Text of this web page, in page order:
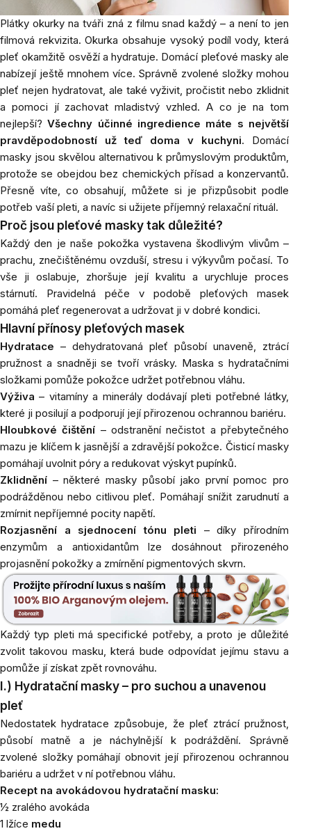
Plátky okurky na tváři zná z filmu snad každý – a není to jen
filmová rekvizita. Okurka obsahuje vysoký podíl vody, která
pleť okamžitě osvěží a hydratuje. Domácí pleťové masky ale
nabízejí ještě mnohem více. Správně zvolené složky mohou
pleť nejen hydratovat, ale také vyživit, pročistit nebo zklidnit
a pomoci jí zachovat mladistvý vzhled. A co je na tom
nejlepší?Všechny účinné ingredience máte s největší
pravděpodobností už teď doma v kuchyni. Domácí
masky jsou skvělou alternativou k průmyslovým produktům,
protože se obejdou bez chemických přísad a konzervantů.
Přesně víte, co obsahují, můžete si je přizpůsobit podle
potřeb vaší pleti, a navíc si užijete příjemný relaxační rituál.
Proč jsou pleťové masky tak důležité?
Každý den je naše pokožka vystavena škodlivým vlivům –
prachu, znečištěnému ovzduší, stresu i výkyvům počasí. To
vše ji oslabuje, zhoršuje její kvalitu a urychluje proces
stárnutí. Pravidelná péče v podobě pleťových masek
pomáhá pleť regenerovat a udržovat ji v dobré kondici.
Hlavní přínosy pleťových masek
Hydratace – dehydratovaná pleť působí unaveně, ztrácí
pružnost a snadněji se tvoří vrásky. Maska s hydratačními
složkami pomůže pokožce udržet potřebnou vláhu.
Výživa – vitamíny a minerály dodávají pleti potřebné látky,
které ji posilují a podporují její přirozenou ochrannou bariéru.
Hloubkové čištění – odstranění nečistot a přebytečného
mazu je klíčem k jasnější a zdravější pokožce. Čisticí masky
pomáhají uvolnit póry a redukovat výskyt pupínků.
Zklidnění – některé masky působí jako první pomoc pro
podrážděnou nebo citlivou pleť. Pomáhají snížit zarudnutí a
zmírnit nepříjemné pocity napětí.
Rozjasnění a sjednocení tónu pleti
– díky přírodním
enzymům a antioxidantům lze dosáhnout přirozeného
projasnění pokožky a zmírnění pigmentových skvrn.
Každý typ pleti má specifické potřeby, a proto je důležité
zvolit takovou masku, která bude odpovídat jejímu stavu a
pomůže jí získat zpět rovnováhu.
I.) Hydratační masky – pro suchou a unavenou
pleť
Nedostatek hydratace způsobuje, že pleť ztrácí pružnost,
působí matně a je náchylnější k podráždění. Správně
zvolené složky pomáhají obnovit její přirozenou ochrannou
bariéru a udržet v ní potřebnou vláhu.
Recept na avokádovou hydratační masku:
½ zralého avokáda
1 lžíce medu